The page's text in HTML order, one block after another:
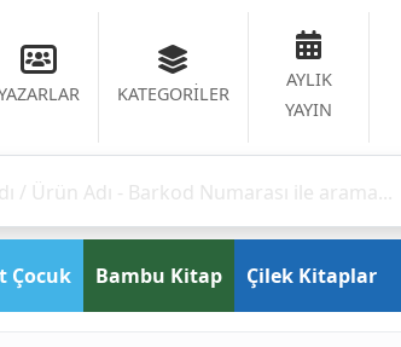
KATEGORİLER
AYLIK
YAYIN
Çocuk Bambu Kitap Çilek Kitaplar